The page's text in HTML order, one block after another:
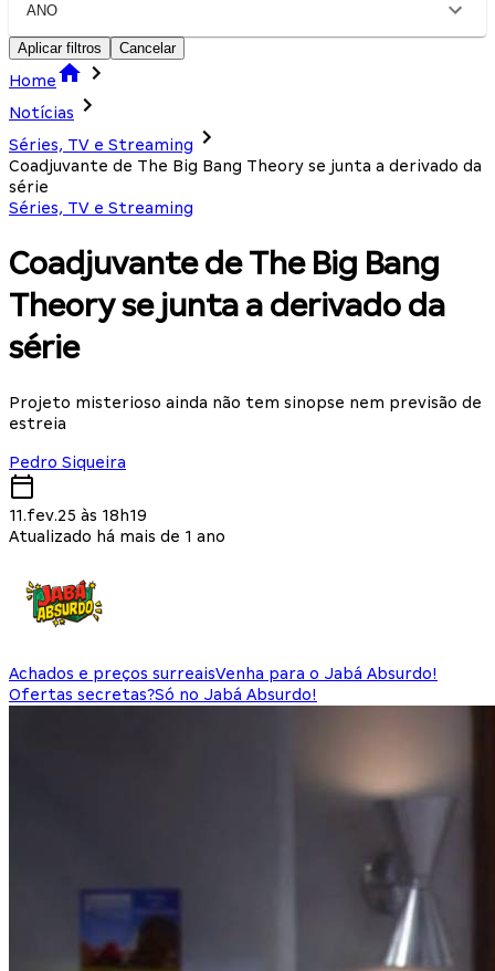
ANO
Aplicar filtros Cancelar
Home
Notícias
Séries, TV e Streaming
Coadjuvante de The Big Bang Theory se junta a derivado da
série
Séries, TV e Streaming
Coadjuvante de The Big Bang
Theory se junta a derivado da
série
Projeto misterioso ainda não tem sinopse nem previsão de
estreia
Pedro Siqueira
11.fev.25 às 18h19
Atualizado há mais de 1 ano
Achados e preços surreaisVenha para o Jabá Absurdo!
Ofertas secretas?Só no Jabá Absurdo!